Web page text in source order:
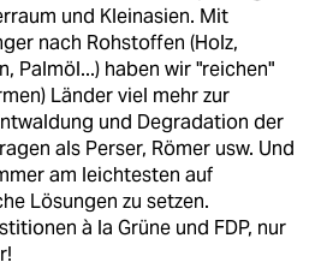
und Kleinasien. Mit
nach Rohstoffen (Holz,
Palmöl...) haben wir "reichen"
Länder viel mehr zur
und Degradation der
als Perser, Römer usw. Und
am leichtesten auf
Lösungen zu setzen.
à la Grüne und FDP, nur